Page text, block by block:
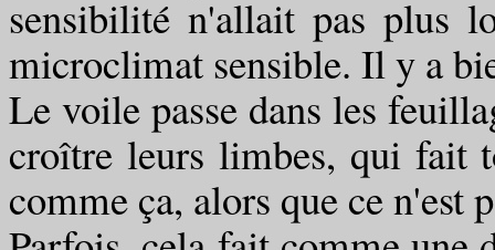
sensibilité n'allait pas plus
microclimat sensible. Il y a
Le voile passe dans les
croître leurs limbes, qui fait
comme ça, alors que ce n'est